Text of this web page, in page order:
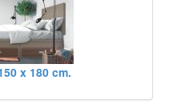
x 180 cm.